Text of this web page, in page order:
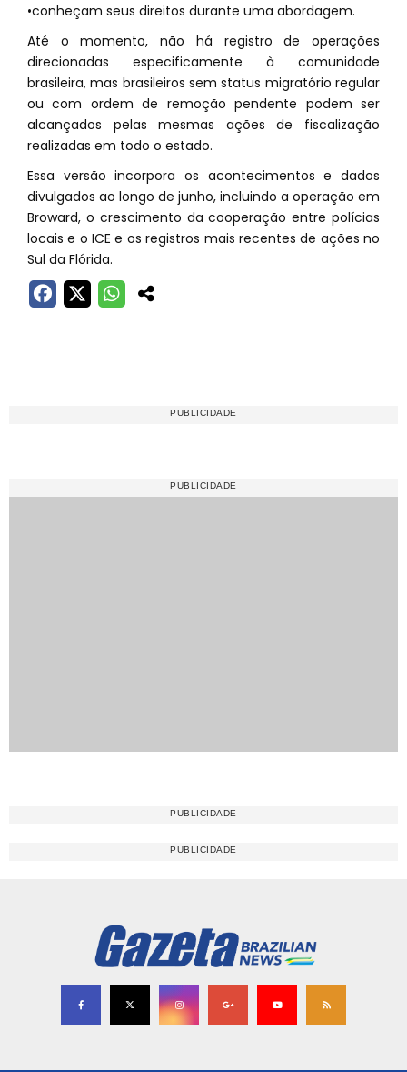
•conheçam seus direitos durante uma abordagem.
Até o momento, não há registro de operações
direcionadas especificamente à comunidade
brasileira, mas brasileiros sem status migratório regular
ou com ordem de remoção pendente podem ser
alcançados pelas mesmas ações de fiscalização
realizadas em todo o estado.
Essa versão incorpora os acontecimentos e dados
divulgados ao longo de junho, incluindo a operação em
Broward, o crescimento da cooperação entre polícias
locais e o ICE e os registros mais recentes de ações no
Sul da Flórida.